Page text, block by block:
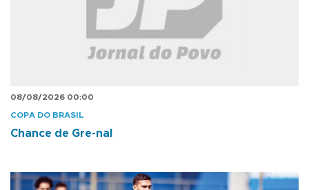
08/08/2026 00:00
COPA DO BRASIL
Chance de Gre-nal